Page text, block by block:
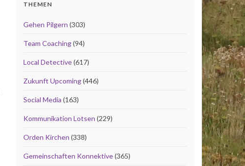
THEMEN
Gehen Pilgern (303)
Team Coaching(94)
Local Detective(617)
Zukunft Upcoming(446)
Social Media (163)
Kommunikation Lotsen (229)
Orden Kirchen (338)
Gemeinschaften Konnektive(365)